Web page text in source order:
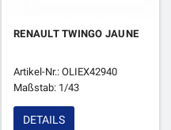
RENAULT TWINGO JAUNE
Artikel-Nr.: OLIEX42940
Maßstab: 1/43
DETAILS